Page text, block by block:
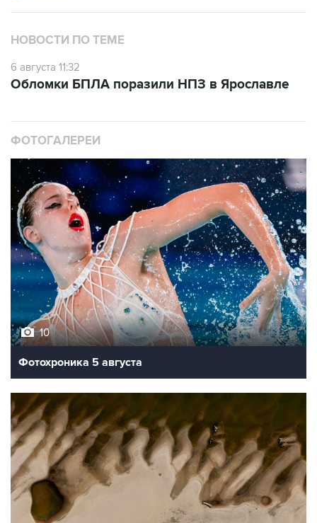
НОВОСТИ ПО ТЕМЕ
6 августа 11:32
Обломки БПЛА поразили НПЗ в Ярославле
ФОТОГАЛЕРЕИ
10
Фотохроника 5 августа